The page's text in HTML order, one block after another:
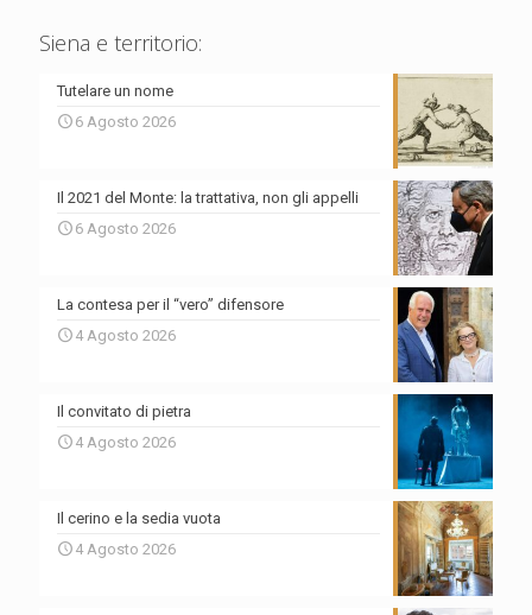
Siena e territorio:
Tutelare un nome
6 Agosto 2026
Il 2021 del Monte: la trattativa, non gli appelli
6 Agosto 2026
La contesa per il “vero” difensore
4 Agosto 2026
Il convitato di pietra
4 Agosto 2026
Il cerino e la sedia vuota
4 Agosto 2026